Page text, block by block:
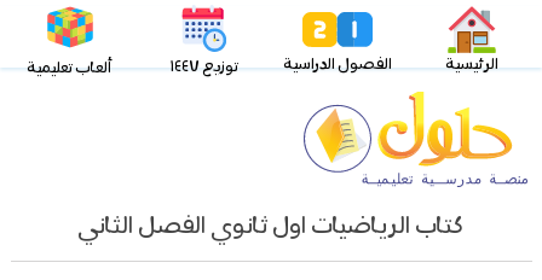
الرئيسية الفصول الدراسية توزيع ١٤٤٧ ألعاب تعليمية
كتاب الرياضيات اول ثانوي الفصل الثاني